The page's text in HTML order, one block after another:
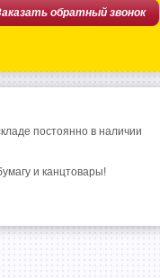
обратный звонок
постоянно в наличии
и канцтовары!